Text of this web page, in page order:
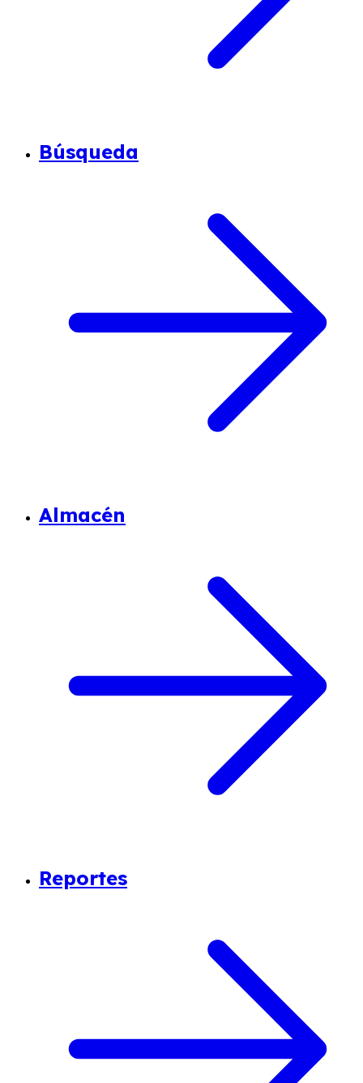
Búsqueda
Almacén
Reportes